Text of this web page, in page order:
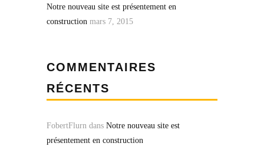
Notre nouveau site est présentement en
construction mars 7, 2015
COMMENTAIRES
RÉCENTS
FobertFlurn dans Notre nouveau site est
présentement en construction